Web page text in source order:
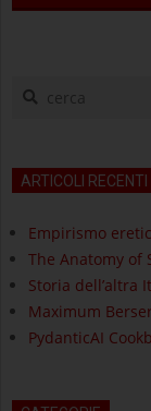
cerca
ARTICOLI RECENTI
Empirismo
The Anatomy of
Storia dell’altra
Maximum
PydanticAI